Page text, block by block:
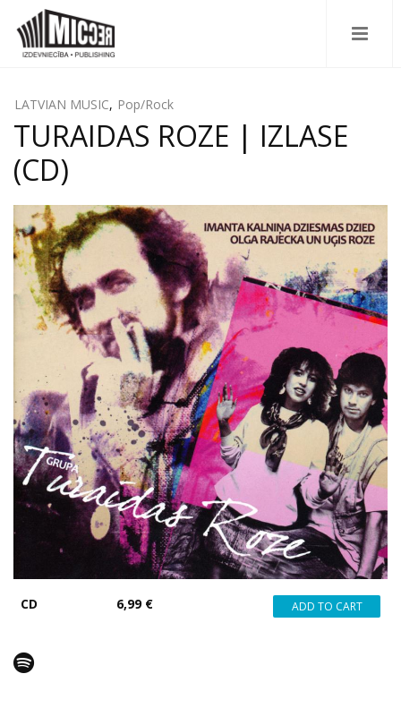
LATVIAN MUSIC, Pop/Rock
TURAIDAS ROZE | IZLASE
(CD)
CD 6,99 €